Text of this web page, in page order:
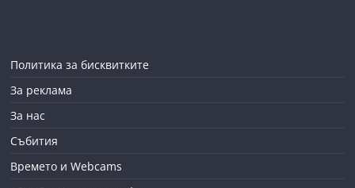
Политика за бисквитките
За реклама
За нас
Събития
Времето и Webcams